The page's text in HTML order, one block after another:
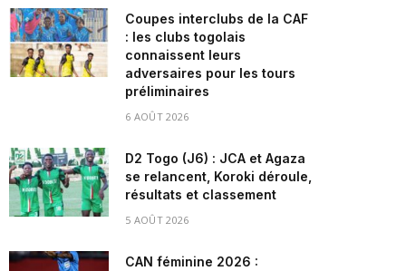
Coupes interclubs de la CAF
: les clubs togolais
connaissent leurs
adversaires pour les tours
préliminaires
6 AOÛT 2026
D2 Togo (J6) : JCA et Agaza
se relancent, Koroki déroule,
résultats et classement
5 AOÛT 2026
CAN féminine 2026 :